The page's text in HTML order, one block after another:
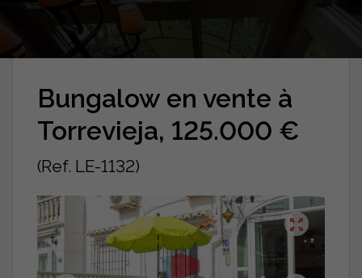
Bungalow en vente à
Torrevieja, 125.000 €
(Ref. LE-1132)